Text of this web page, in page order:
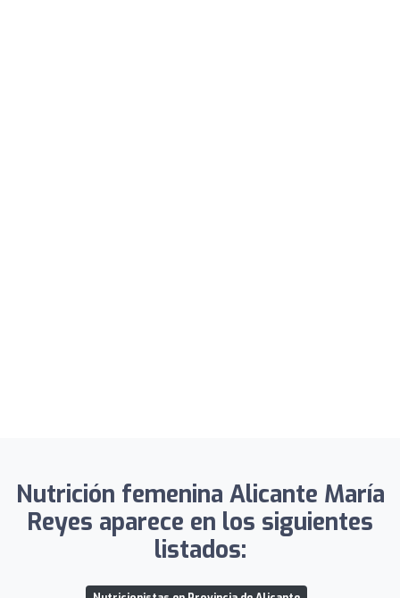
Nutrición femenina Alicante María
Reyes aparece en los siguientes
listados: